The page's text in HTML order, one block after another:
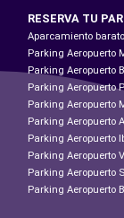
RESERVA TU
Aparcamiento
Parking Aeropuerto
Parking Aeropuerto
Parking Aeropuerto
Parking Aeropuerto
Parking Aeropuerto
Parking Aeropuerto
Parking Aeropuerto
Parking Aeropuerto
Parking Aeropuerto